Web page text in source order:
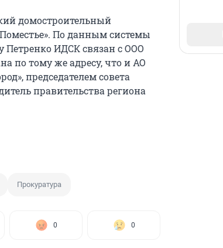
домостроительный
По данным системы
Петренко ИДСК связан с ООО
по тому же адресу, что и АО
председателем совета
правительства региона
Прокуратура
0 0